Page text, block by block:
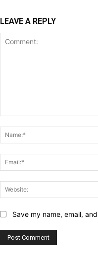
LEAVE A REPLY
Save my name, email,